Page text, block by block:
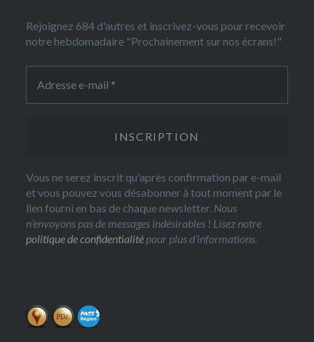
Rejoignez 684 d'autres et inscrivez-vous pour recevoir
notre hebdomadaire "Prochainement sur nos écrans!"
Vous ne serez inscrit qu'après confirmation par e-mail
et vous pouvez vous désabonner à tout moment par le
lien fourni en bas de chaque newsletter. Nous
n’envoyons pas de messages indésirables ! Lisez notre
politique de confidentialité pour plus d’informations.